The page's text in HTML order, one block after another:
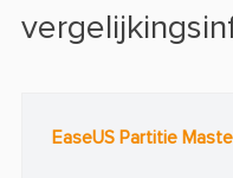
EaseUS Partitie